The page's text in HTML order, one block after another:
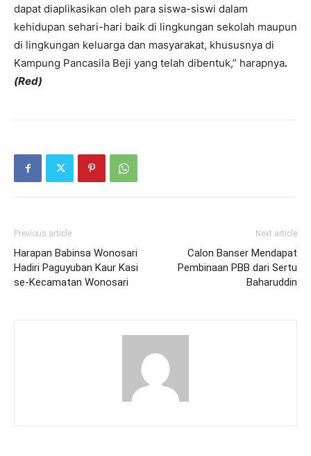
dapat diaplikasikan oleh para siswa-siswi dalam
kehidupan sehari-hari baik di lingkungan sekolah maupun
di lingkungan keluarga dan masyarakat, khususnya di
Kampung Pancasila Beji yang telah dibentuk,” harapnya.
(Red)
Previous article
Harapan Babinsa Wonosari
Hadiri Paguyuban Kaur Kasi
se-Kecamatan Wonosari
Next article
Calon Banser Mendapat
Pembinaan PBB dari Sertu
Baharuddin